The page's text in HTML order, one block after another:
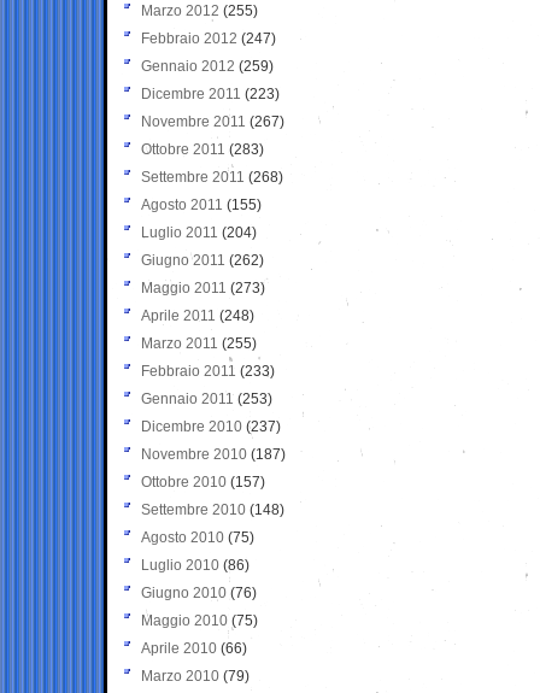
Marzo 2012 (255)
Febbraio 2012 (247)
Gennaio 2012 (259)
Dicembre 2011 (223)
Novembre 2011 (267)
Ottobre 2011 (283)
Settembre 2011 (268)
Agosto 2011 (155)
Luglio 2011 (204)
Giugno 2011 (262)
Maggio 2011 (273)
Aprile 2011 (248)
Marzo 2011 (255)
Febbraio 2011 (233)
Gennaio 2011 (253)
Dicembre 2010 (237)
Novembre 2010 (187)
Ottobre 2010 (157)
Settembre 2010 (148)
Agosto 2010 (75)
Luglio 2010 (86)
Giugno 2010 (76)
Maggio 2010 (75)
Aprile 2010 (66)
Marzo 2010 (79)